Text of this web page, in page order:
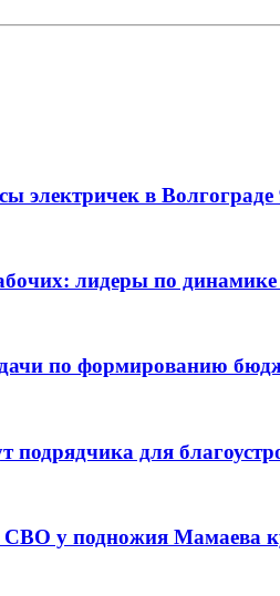
электричек в
лидеры по
по формированию
подрядчика для
СВО у подножия